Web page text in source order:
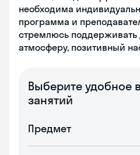
необходима
программа и
стремлюсь
атмосферу, позитивный
Выберите удобное
занятий
Предмет